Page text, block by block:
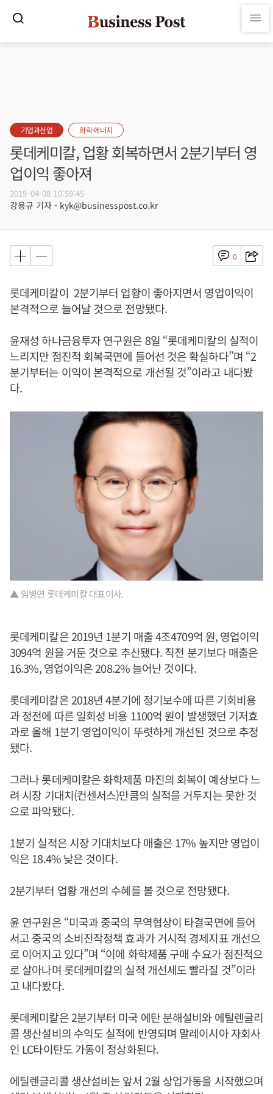
기업과산업 화학·에너지
롯데케미칼, 업황 회복하면서 2분기부터 영
업이익 좋아져
2019-04-08 10:59:45
강용규 기자 - kyk@businesspost.co.kr
0
롯데케미칼이 2분기부터 업황이 좋아지면서 영업이익이
본격적으로 늘어날 것으로 전망됐다.
윤재성 하나금융투자 연구원은 8일 “롯데케미칼의 실적이
느리지만 점진적 회복국면에 들어선 것은 확실하다”며 “2
분기부터는 이익이 본격적으로 개선될 것”이라고 내다봤
다.
▲ 임병연 롯데케미칼 대표이사.
롯데케미칼은 2019년 1분기 매출 4조4709억 원, 영업이익
3094억 원을 거둔 것으로 추산됐다. 직전 분기보다 매출은
16.3%, 영업이익은 208.2% 늘어난 것이다.
롯데케미칼은 2018년 4분기에 정기보수에 따른 기회비용
과 정전에 따른 일회성 비용 1100억 원이 발생했던 기저효
과로 올해 1분기 영업이익이 뚜렷하게 개선된 것으로 추정
됐다.
그러나 롯데케미칼은 화학제품 마진의 회복이 예상보다 느
려 시장 기대치(컨센서스)만큼의 실적을 거두지는 못한 것
으로 파악됐다.
1분기 실적은 시장 기대치보다 매출은 17% 높지만 영업이
익은 18.4% 낮은 것이다.
2분기부터 업황 개선의 수혜를 볼 것으로 전망됐다.
윤 연구원은 “미국과 중국의 무역협상이 타결국면에 들어
서고 중국의 소비진작정책 효과가 거시적 경제지표 개선으
로 이어지고 있다”며 “이에 화학제품 구매 수요가 점진적으
로 살아나며 롯데케미칼의 실적 개선세도 빨라질 것”이라
고 내다봤다.
롯데케미칼은 2분기부터 미국 에탄 분해설비와 에틸렌글리
콜 생산설비의 수익도 실적에 반영되며 말레이시아 자회사
인 LC타이탄도 가동이 정상화된다.
에틸렌글리콜 생산설비는 앞서 2월 상업가동을 시작했으며